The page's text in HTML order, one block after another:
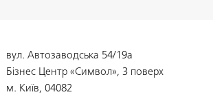
вул. Автозаводська 54/19а
Бізнес Центр «Символ», 3 поверх
м. Київ, 04082